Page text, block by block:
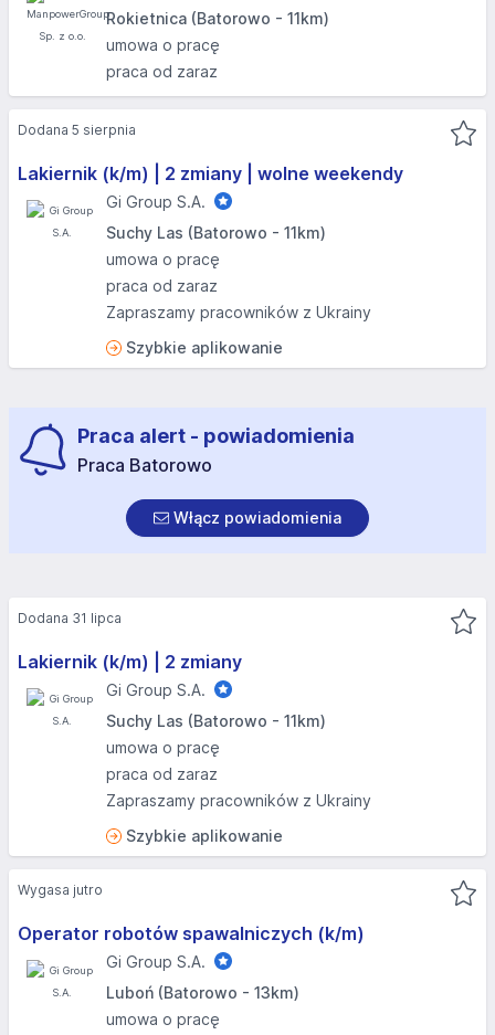
Rokietnica (Batorowo - 11km)
umowa o pracę
praca od zaraz
Lakiernik (k/m) | 2 zmiany | wolne weekendy
Gi Group S.A.
Suchy Las (Batorowo - 11km)
umowa o pracę
praca od zaraz
Zapraszamy pracowników z Ukrainy
Szybkie aplikowanie
Dodana 5 sierpnia
Praca alert - powiadomienia
Praca Batorowo
Włącz powiadomienia
Lakiernik (k/m) | 2 zmiany
Gi Group S.A.
Suchy Las (Batorowo - 11km)
umowa o pracę
praca od zaraz
Zapraszamy pracowników z Ukrainy
Szybkie aplikowanie
Dodana 31 lipca
Operator robotów spawalniczych (k/m)
Gi Group S.A.
Luboń (Batorowo - 13km)
umowa o pracę
Wygasa jutro